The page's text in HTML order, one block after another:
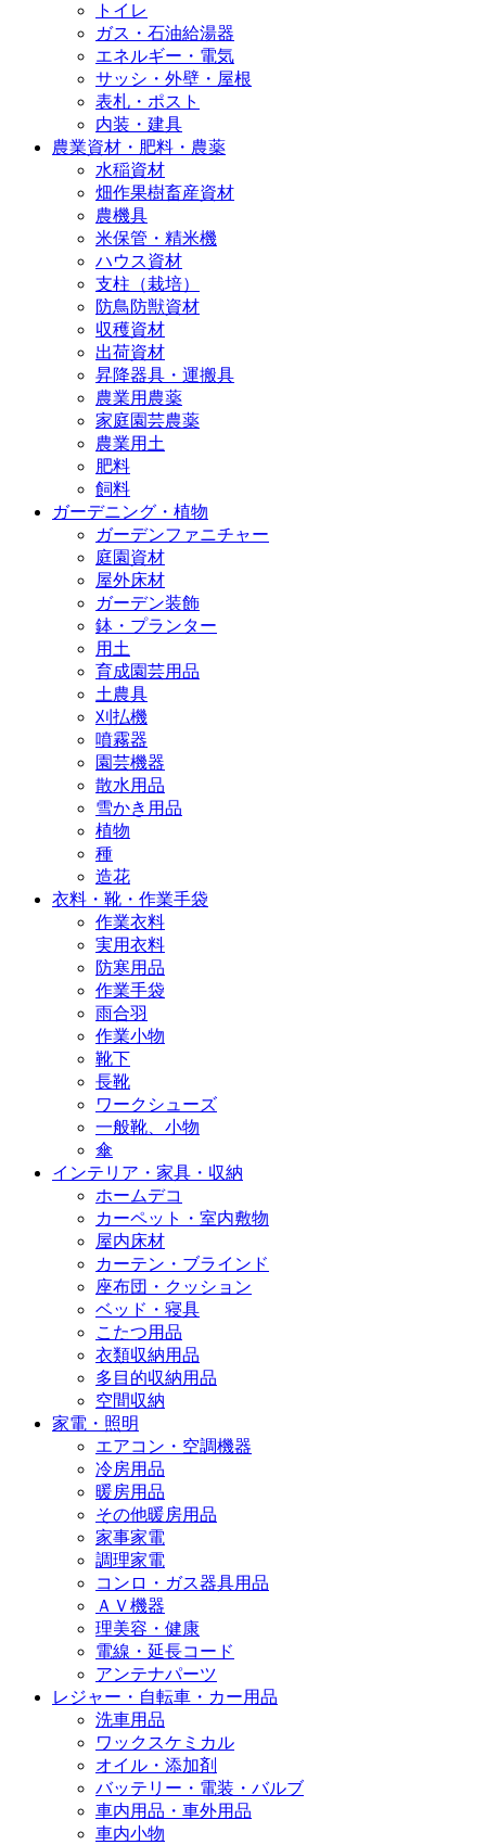
トイレ
ガス・石油給湯器
エネルギー・電気
サッシ・外壁・屋根
表札・ポスト
内装・建具
農業資材・肥料・農薬
水稲資材
畑作果樹畜産資材
農機具
米保管・精米機
ハウス資材
支柱（栽培）
防鳥防獣資材
収穫資材
出荷資材
昇降器具・運搬具
農業用農薬
家庭園芸農薬
農業用土
肥料
飼料
ガーデニング・植物
ガーデンファニチャー
庭園資材
屋外床材
ガーデン装飾
鉢・プランター
用土
育成園芸用品
土農具
刈払機
噴霧器
園芸機器
散水用品
雪かき用品
植物
種
造花
衣料・靴・作業手袋
作業衣料
実用衣料
防寒用品
作業手袋
雨合羽
作業小物
靴下
長靴
ワークシューズ
一般靴、小物
傘
インテリア・家具・収納
ホームデコ
カーペット・室内敷物
屋内床材
カーテン・ブラインド
座布団・クッション
ベッド・寝具
こたつ用品
衣類収納用品
多目的収納用品
空間収納
家電・照明
エアコン・空調機器
冷房用品
暖房用品
その他暖房用品
家事家電
調理家電
コンロ・ガス器具用品
ＡＶ機器
理美容・健康
電線・延長コード
アンテナパーツ
レジャー・自転車・カー用品
洗車用品
ワックスケミカル
オイル・添加剤
バッテリー・電装・バルブ
車内用品・車外用品
車内小物